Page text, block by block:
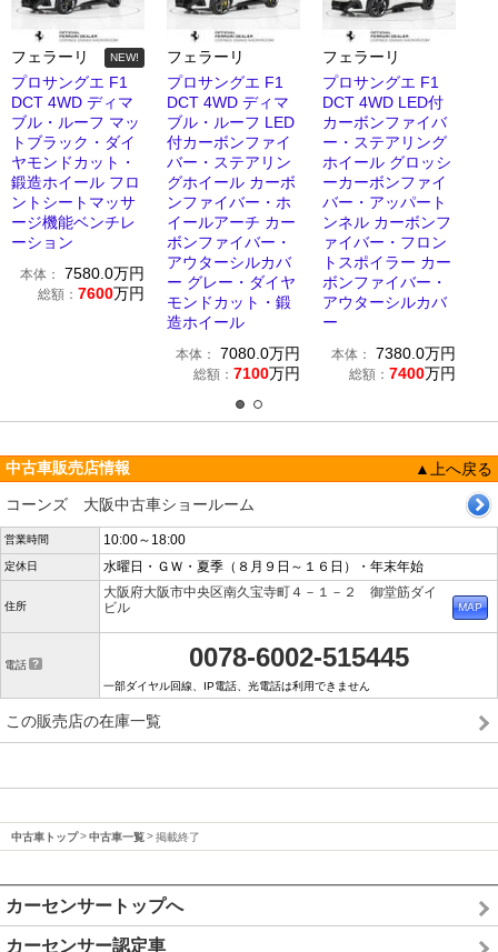
フェラーリ NEW!
プロサングエ F1
DCT 4WD ディマ
ブル・ルーフ マッ
トブラック・ダイ
ヤモンドカット・
鍛造ホイール フロ
ントシートマッサ
ージ機能ベンチレ
ーション
本体： 7580.0万円
総額： 7600万円
フェラーリ
プロサングエ F1
DCT 4WD ディマ
ブル・ルーフ LED
付カーボンファイ
バー・ステアリン
グホイール カーボ
ンファイバー・ホ
イールアーチ カー
ボンファイバー・
アウターシルカバ
ー グレー・ダイヤ
モンドカット・鍛
造ホイール
本体： 7080.0万円
総額： 7100万円
フェラーリ
プロサングエ F1
DCT 4WD LED付
カーボンファイバ
ー・ステアリング
ホイール グロッシ
ーカーボンファイ
バー・アッパート
ンネル カーボンフ
ァイバー・フロン
トスポイラー カー
ボンファイバー・
アウターシルカバ
ー
本体： 7380.0万円
総額： 7400万円
中古車販売店情報
▲上へ戻る
コーンズ 大阪中古車ショールーム
営業時間 10:00～18:00
定休日 水曜日・ＧＷ・夏季（８月９日～１６日）・年末年始
住所
大阪府大阪市中央区南久宝寺町４－１－２ 御堂筋ダイ
ビル
電話 0078-6002-515445
一部ダイヤル回線、IP電話、光電話は利用できません
この販売店の在庫一覧
中古車トップ 中古車一覧 掲載終了
カーセンサートップへ
カーセンサー認定車